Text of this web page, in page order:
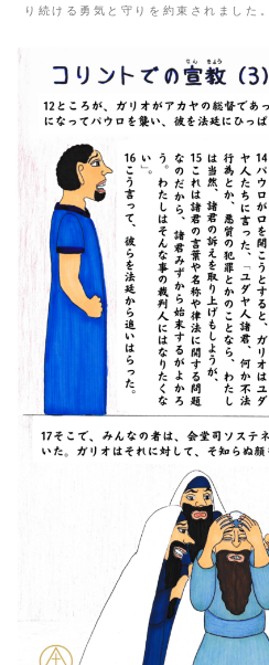
り続ける勇気と守りを約束されました。